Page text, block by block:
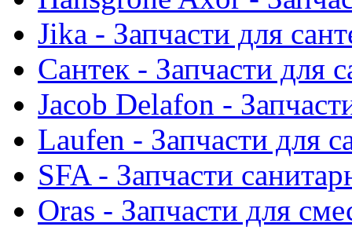
Jika - Запчасти для
Сантек - Запчасти для
Jacob Delafon -
Laufen - Запчасти для
SFA - Запчасти
Oras - Запчасти для